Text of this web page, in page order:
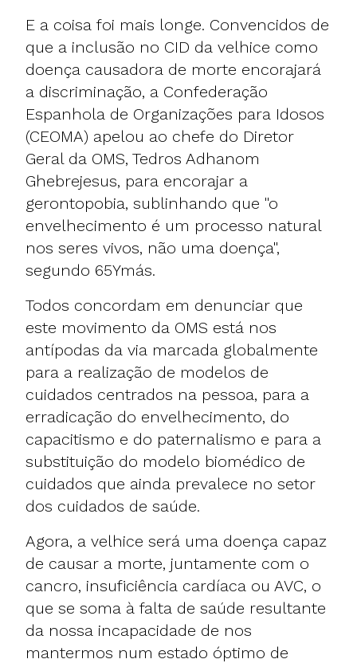
E a coisa foi mais longe. Convencidos de
que a inclusão no CID da velhice como
doença causadora de morte encorajará
a discriminação, a Confederação
Espanhola de Organizações para Idosos
(CEOMA) apelou ao chefe do Diretor
Geral da OMS, Tedros Adhanom
Ghebrejesus, para encorajar a
gerontopobia, sublinhando que "o
envelhecimento é um processo natural
nos seres vivos, não uma doença",
segundo 65Ymás.
Todos concordam em denunciar que
este movimento da OMS está nos
antípodas da via marcada globalmente
para a realização de modelos de
cuidados centrados na pessoa, para a
erradicação do envelhecimento, do
capacitismo e do paternalismo e para a
substituição do modelo biomédico de
cuidados que ainda prevalece no setor
dos cuidados de saúde.
Agora, a velhice será uma doença capaz
de causar a morte, juntamente com o
cancro, insuficiência cardíaca ou AVC, o
que se soma à falta de saúde resultante
da nossa incapacidade de nos
mantermos num estado óptimo de